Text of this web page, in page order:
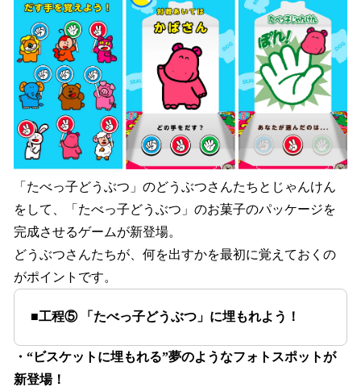
「たべっ子どうぶつ」のどうぶつさんたちとじゃんけん
をして、「たべっ子どうぶつ」のお菓子のパッケージを
完成させるゲームが新登場。
どうぶつさんたちが、何を出すかを最初に覚えておくの
がポイントです。
■工程⑤ 「たべっ子どうぶつ」に埋もれよう！
・“ビスケットに埋もれる”夢のようなフォトスポットが
新登場！